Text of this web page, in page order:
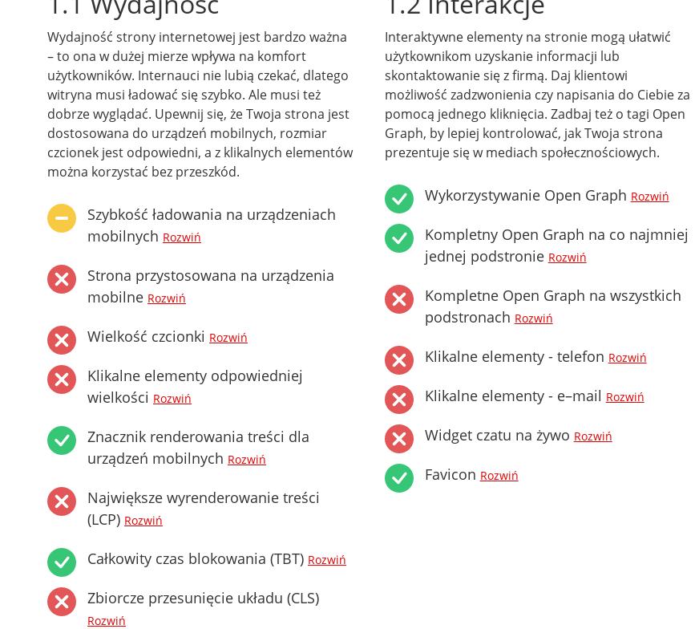
Wydajność strony internetowej jest bardzo ważna
– to ona w dużej mierze wpływa na komfort
użytkowników. Internauci nie lubią czekać, dlatego
witryna musi ładować się szybko. Ale musi też
dobrze wyglądać. Upewnij się, że Twoja strona jest
dostosowana do urządzeń mobilnych, rozmiar
czcionek jest odpowiedni, a z klikalnych elementów
można korzystać bez przeszkód.
Szybkość ładowania na urządzeniach
mobilnych Rozwiń
Strona przystosowana na urządzenia
mobilne Rozwiń
Wielkość czcionki Rozwiń
Klikalne elementy odpowiedniej
wielkości Rozwiń
Znacznik renderowania treści dla
urządzeń mobilnych Rozwiń
Największe wyrenderowanie treści
(LCP) Rozwiń
Całkowity czas blokowania (TBT) Rozwiń
Zbiorcze przesunięcie układu (CLS)
Rozwiń
Interaktywne elementy na stronie mogą ułatwić
użytkownikom uzyskanie informacji lub
skontaktowanie się z firmą. Daj klientowi
możliwość zadzwonienia czy napisania do Ciebie za
pomocą jednego kliknięcia. Zadbaj też o tagi Open
Graph, by lepiej kontrolować, jak Twoja strona
prezentuje się w mediach społecznościowych.
Wykorzystywanie Open Graph Rozwiń
Kompletny Open Graph na co najmniej
jednej podstronie Rozwiń
Kompletne Open Graph na wszystkich
podstronach Rozwiń
Klikalne elementy - telefon Rozwiń
Klikalne elementy - e–mail Rozwiń
Widget czatu na żywo Rozwiń
Favicon Rozwiń